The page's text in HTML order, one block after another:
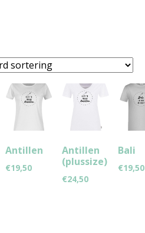
Antillen
€19,50
Antillen
(plussize)
€24,50
Bali
€19,50